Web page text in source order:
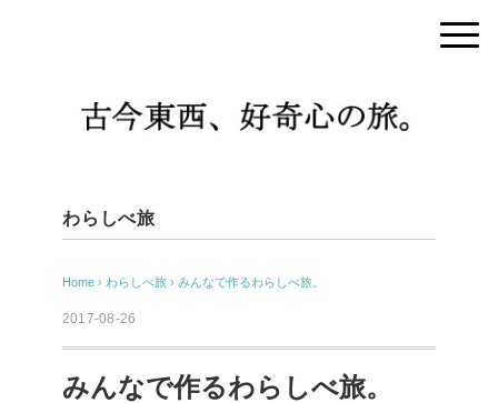
わらしべ旅
Home › わらしべ旅 › みんなで作るわらしべ旅。
2017-08-26
みんなで作るわらしべ旅。